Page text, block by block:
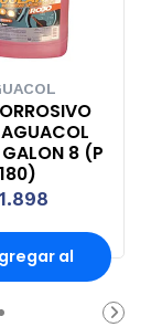
8 (P
180)
al